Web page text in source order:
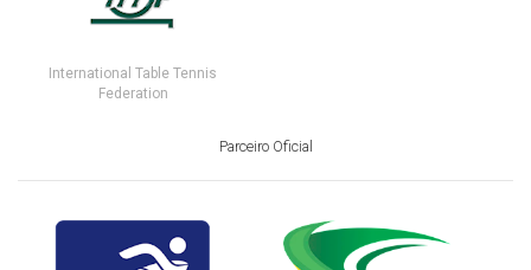
International Table Tennis
Federation
Parceiro Oficial